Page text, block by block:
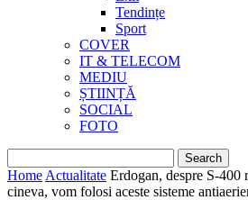
Tendințe
Sport
COVER
IT & TELECOM
MEDIU
ȘTIINȚĂ
SOCIAL
FOTO
Home Actualitate Erdogan, despre S-400
cineva, vom folosi aceste sisteme